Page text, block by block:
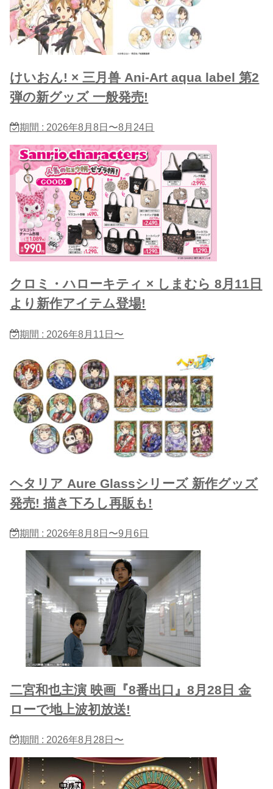
けいおん! × 三月兽 Ani-Art aqua label 第2
弾の新グッズ 一般発売!
期間 : 2026年8月8日〜8月24日
クロミ・ハローキティ × しまむら 8月11日
より新作アイテム登場!
期間 : 2026年8月11日〜
ヘタリア Aure Glassシリーズ 新作グッズ
発売! 描き下ろし再販も!
期間 : 2026年8月8日〜9月6日
二宮和也主演 映画『8番出口』8月28日 金
ローで地上波初放送!
期間 : 2026年8月28日〜